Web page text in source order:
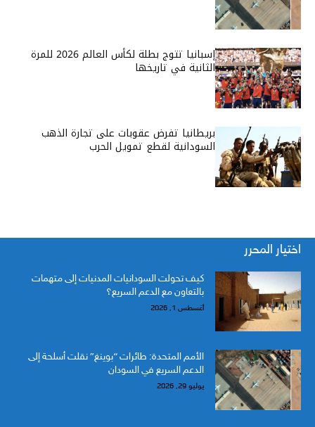
إسبانيا تتوج بطلة لكأس العالم 2026 للمرة
الثانية في تاريخها
بريطانيا تفرض عقوبات على تجارة الذهب
السودانية لقطع تمويل الحرب
اختيار المحرر
كيف تحولت السودانيات المدنيات إلى متهمات
بالتعاون مع الدعم السريع؟
أغسطس 1, 2026
الأمم المتحدة: طائرات “بوينغ” نقلت أسلحة إلى
الدعم السريع في السودان
يوليو 29, 2026